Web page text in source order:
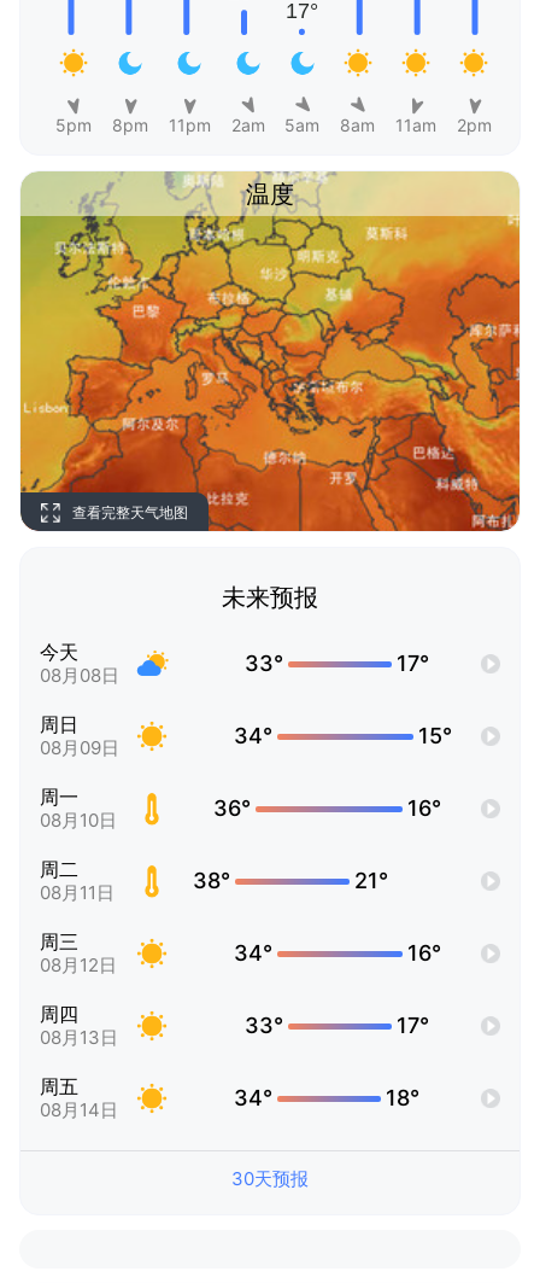
5pm 8pm 11pm 2am 5am 8am 11am 2pm
温度
查看完整天气地图
未来预报
今天
08月08日 33° 17°
周日
08月09日 34° 15°
周一
08月10日 36° 16°
周二
08月11日 38° 21°
周三
08月12日 34° 16°
周四
08月13日 33° 17°
周五
08月14日 34° 18°
30天预报